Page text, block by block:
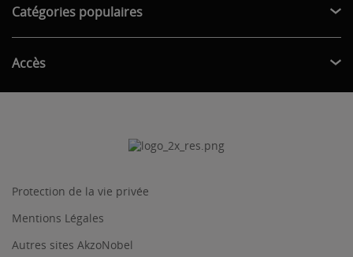
Catégories populaires
Accès
Protection de la vie privée
Mentions Légales
Autres sites AkzoNobel